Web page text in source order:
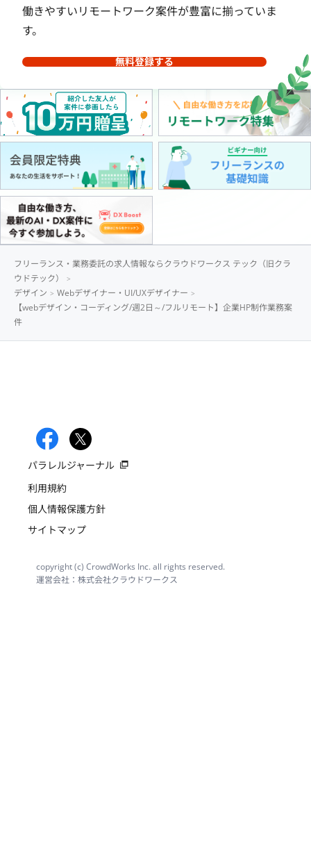
働きやすいリモートワーク案件が豊富に揃っていま
す。
無料登録する
フリーランス・業務委託の求人情報ならクラウドワークス テック（旧クラ
ウドテック）
デザイン
Webデザイナー・UI/UXデザイナー
【webデザイン・コーディング/週2日～/フルリモート】企業HP制作業務案
件
パラレルジャーナル
利用規約
個人情報保護方針
サイトマップ
copyright (c) CrowdWorks Inc. all rights reserved.
運営会社：株式会社クラウドワークス